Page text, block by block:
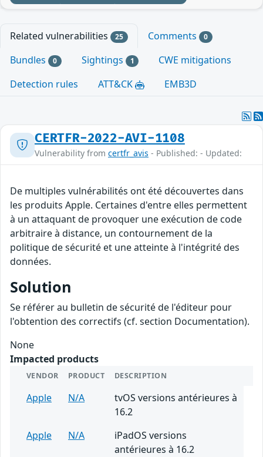
Related vulnerabilities 25 Comments 0
Bundles 0 Sightings 1
CWE mitigations
Detection rules
ATT&CK EMB3D
CERTFR-2022-AVI-1108
Vulnerability from certfr_avis - Published: - Updated:
De multiples vulnérabilités ont été découvertes dans
les produits Apple. Certaines d'entre elles permettent
à un attaquant de provoquer une exécution de code
arbitraire à distance, un contournement de la
politique de sécurité et une atteinte à l'intégrité des
données.
Solution
Se référer au bulletin de sécurité de l'éditeur pour
l'obtention des correctifs (cf. section Documentation).
None
Impacted products
VENDOR PRODUCT DESCRIPTION
Apple N/A
tvOS versions antérieures à
16.2
Apple
N/A
iPadOS versions
antérieures à 16.2